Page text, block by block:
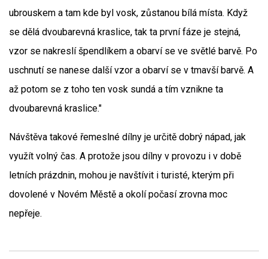
ubrouskem a tam kde byl vosk, zůstanou bílá místa. Když
se dělá dvoubarevná kraslice, tak ta první fáze je stejná,
vzor se nakreslí špendlíkem a obarví se ve světlé barvě. Po
uschnutí se nanese další vzor a obarví se v tmavší barvě. A
až potom se z toho ten vosk sundá a tím vznikne ta
dvoubarevná kraslice."
Návštěva takové řemeslné dílny je určitě dobrý nápad, jak
využít volný čas. A protože jsou dílny v provozu i v době
letních prázdnin, mohou je navštívit i turisté, kterým při
dovolené v Novém Městě a okolí počasí zrovna moc
nepřeje.